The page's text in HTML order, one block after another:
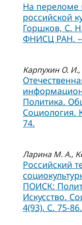
На переломе
российской
Горшков, С.
ФНИСЦ РАН.
Карпухин О.
Политика.
Социология.
74.
Ларина М. А.,
Российский
ПОИСК:
Искусство.
4(93). С. 75-86.